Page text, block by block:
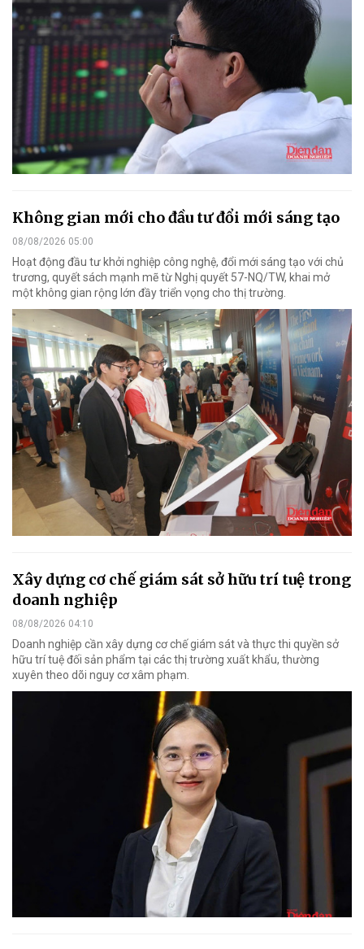
Không gian mới cho đầu tư đổi mới sáng tạo
08/08/2026 05:00
Hoạt động đầu tư khởi nghiệp công nghệ, đổi mới sáng tạo với chủ
trương, quyết sách mạnh mẽ từ Nghị quyết 57-NQ/TW, khai mở
một không gian rộng lớn đầy triển vọng cho thị trường.
Xây dựng cơ chế giám sát sở hữu trí tuệ trong
doanh nghiệp
08/08/2026 04:10
Doanh nghiệp cần xây dựng cơ chế giám sát và thực thi quyền sở
hữu trí tuệ đối sản phẩm tại các thị trường xuất khẩu, thường
xuyên theo dõi nguy cơ xâm phạm.